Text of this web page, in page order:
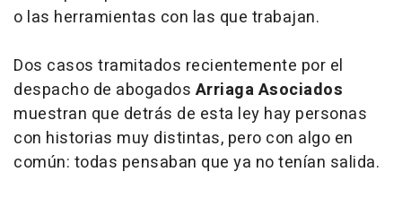
o las herramientas con las que trabajan.
Dos casos tramitados recientemente por el
despacho de abogados Arriaga Asociados
muestran que detrás de esta ley hay personas
con historias muy distintas, pero con algo en
común: todas pensaban que ya no tenían salida.